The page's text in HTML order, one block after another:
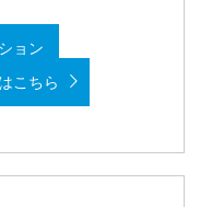
ョン
こちら